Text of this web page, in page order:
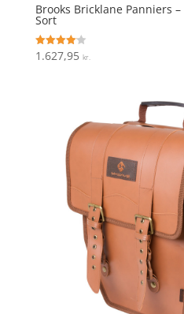
Brooks Bricklane Panniers
Sort
Vurderet
4.1
1.627,95 kr.